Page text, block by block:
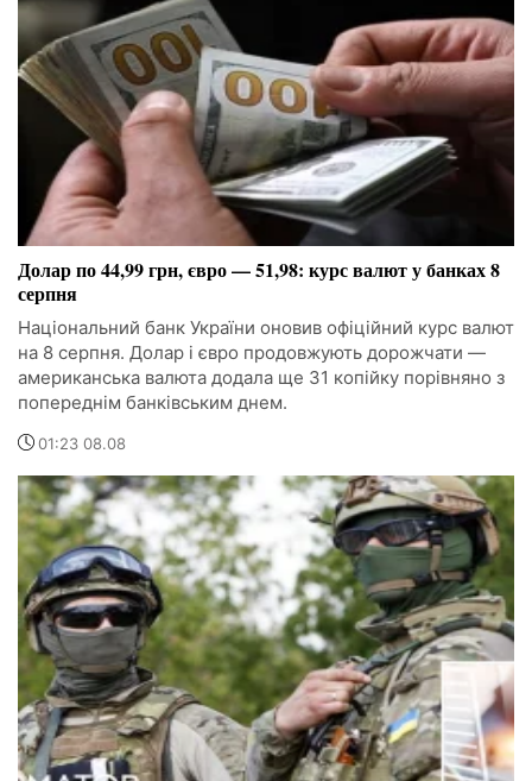
Долар по 44,99 грн, євро — 51,98: курс валют у банках 8
серпня
Національний банк України оновив офіційний курс валют
на 8 серпня. Долар і євро продовжують дорожчати —
американська валюта додала ще 31 копійку порівняно з
попереднім банківським днем.
01:23 08.08